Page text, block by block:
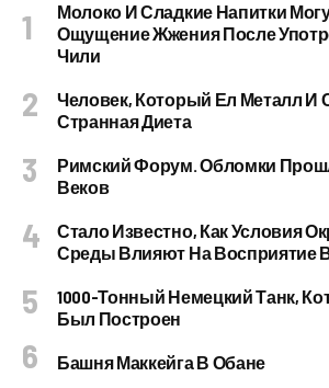
Молоко И Сладкие Напитки
Ощущение Жжения После
Чили
Человек, Который Ел Металл И
Странная Диета
Римский Форум. Обломки
Веков
Стало Известно, Как Условия
Среды Влияют На Восприятие
1000-Тонный Немецкий Танк,
Был Построен
Башня Маккейга В Обане